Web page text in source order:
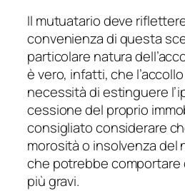
Il mutuatario deve
convenienza di questa
particolare natura
è vero, infatti, che
necessità di estinguere
cessione del proprio
consigliato considerare
morosità o insolvenza del
che potrebbe comportare
più gravi.